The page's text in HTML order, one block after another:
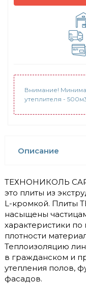
Внимание!
утеплителя -
Описание
ТЕХНОНИКОЛЬ
это плиты из
L-кромкой. Плиты
насыщены
характеристики
плотности
Теплоизоляцию
в гражданском и
утепления полов,
фасадов.